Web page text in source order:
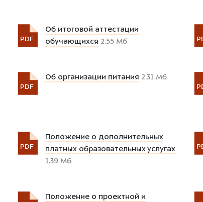
PDF
Об итоговой аттестации
обучающихся 2.55 Мб
PDF
Об организации питания 2.31 Мб
PDF
Положение о дополнительных
платных образовательных услугах
1.39 Мб
Положение о проектной и